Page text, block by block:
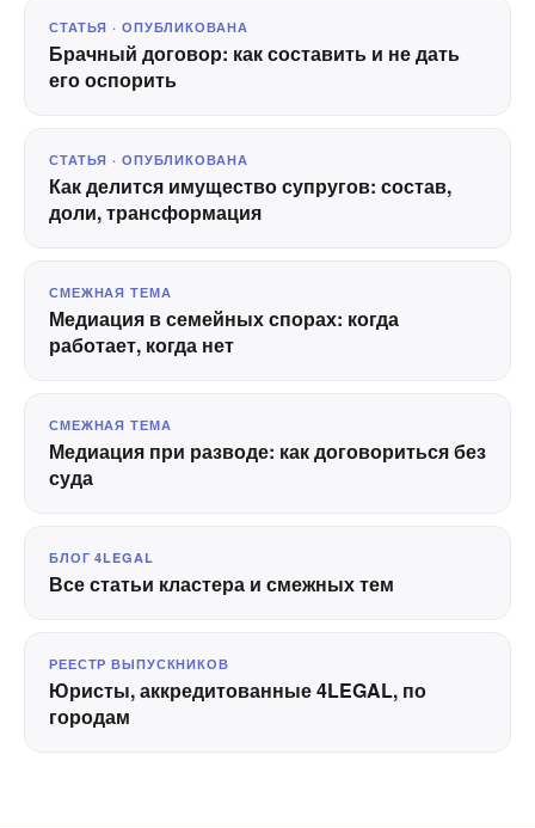
СТАТЬЯ · ОПУБЛИКОВАНА
Брачный договор: как составить и не дать
его оспорить
СТАТЬЯ · ОПУБЛИКОВАНА
Как делится имущество супругов: состав,
доли, трансформация
СМЕЖНАЯ ТЕМА
Медиация в семейных спорах: когда
работает, когда нет
СМЕЖНАЯ ТЕМА
Медиация при разводе: как договориться без
суда
БЛОГ 4LEGAL
Все статьи кластера и смежных тем
РЕЕСТР ВЫПУСКНИКОВ
Юристы, аккредитованные 4LEGAL, по
городам